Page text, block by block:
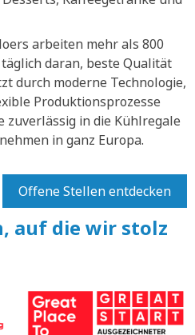
arbeiten mehr als 800
daran, beste Qualität
durch moderne Technologie,
Produktionsprozesse
zuverlässig in die Kühlregale
in ganz Europa.
Offene Stellen entdecken
auf die wir stolz